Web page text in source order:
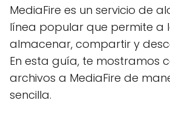
MediaFire es un servicio de
línea popular que permite a
almacenar, compartir y
En esta guía, te mostramos
archivos a MediaFire de
sencilla.